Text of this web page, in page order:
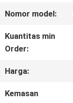
KONTROL
HUBUNGI
Nomor model:
Kuantitas min
Order:
Harga:
Kemasan